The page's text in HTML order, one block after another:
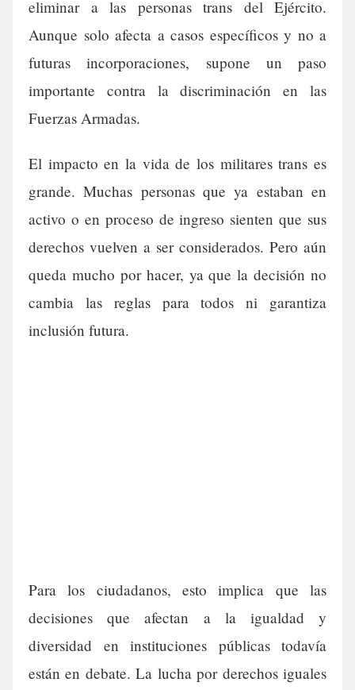
eliminar a las personas trans del Ejército.
Aunque solo afecta a casos específicos y no a
futuras incorporaciones, supone un paso
importante contra la discriminación en las
Fuerzas Armadas.
El impacto en la vida de los militares trans es
grande. Muchas personas que ya estaban en
activo o en proceso de ingreso sienten que sus
derechos vuelven a ser considerados. Pero aún
queda mucho por hacer, ya que la decisión no
cambia las reglas para todos ni garantiza
inclusión futura.
Para los ciudadanos, esto implica que las
decisiones que afectan a la igualdad y
diversidad en instituciones públicas todavía
están en debate. La lucha por derechos iguales